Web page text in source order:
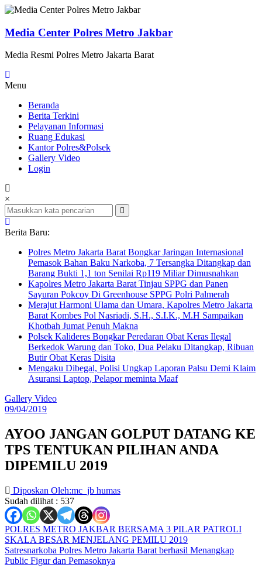
Lompat
konten
Media Center Polres Metro Jakbar
Media Resmi Polres Metro Jakarta Barat
Menu
Beranda
Berita Terkini
Pelayanan Informasi
Ruang Edukasi
Kantor Polres&Polsek
Gallery Video
Login
×
Berita Baru:
Polres Metro Jakarta Barat Bongkar Jaringan Internasional
Pemasok Bahan Baku Narkoba, 7 Tersangka Ditangkap dan
Barang Bukti 1,1 ton Senilai Rp119 Miliar Dimusnahkan
Kapolres Metro Jakarta Barat Tinjau SPPG dan Panen
Sayuran Pokcoy Di Greenhouse SPPG Polri Palmerah
Merajut Harmoni Ulama dan Umara, Kapolres Metro Jakarta
Barat Kombes Pol Nasriadi, S.H., S.I.K., M.H Sampaikan
Khotbah Jumat Penuh Makna
Polsek Kalideres Bongkar Peredaran Obat Keras Ilegal
Berkedok Warung dan Toko, Dua Pelaku Ditangkap, Ribuan
Butir Obat Keras Disita
Mengaku Dibegal, Polisi Ungkap Laporan Palsu Demi Klaim
Asuransi Laptop, Pelapor meminta Maaf
Gallery Video
09/04/2019
AYOO JANGAN GOLPUT DATANG KE
TPS TENTUKAN PILIHAN ANDA
DIPEMILU 2019
Diposkan Oleh:mc_jb humas
Sudah dilihat : 537
Navigasi
pos
POLRES METRO JAKBAR BERSAMA 3 PILAR PATROLI
SKALA BESAR MENJELANG PEMILU 2019
Satresnarkoba Polres Metro Jakarta Barat berhasil Menangkap
Public Figur dan Pemasoknya